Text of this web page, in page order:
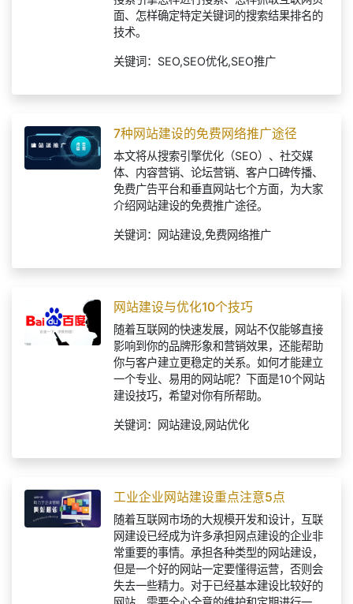
搜索引擎怎样进行搜索、怎样抓取互联网页
面、怎样确定特定关键词的搜索结果排名的
技术。
关键词：SEO,SEO优化,SEO推广
7种网站建设的免费网络推广途径
本文将从搜索引擎优化（SEO）、社交媒
体、内容营销、论坛营销、客户口碑传播、
免费广告平台和垂直网站七个方面，为大家
介绍网站建设的免费推广途径。
关键词：网站建设,免费网络推广
网站建设与优化10个技巧
随着互联网的快速发展，网站不仅能够直接
影响到你的品牌形象和营销效果，还能帮助
你与客户建立更稳定的关系。如何才能建立
一个专业、易用的网站呢？下面是10个网站
建设技巧，希望对你有所帮助。
关键词：网站建设,网站优化
工业企业网站建设重点注意5点
随着互联网市场的大规模开发和设计，互联
网建设已经成为许多承担网点建设的企业非
常重要的事情。承担各种类型的网站建设，
但是一个好的网站一定要懂得运营，否则会
失去一些精力。对于已经基本建设比较好的